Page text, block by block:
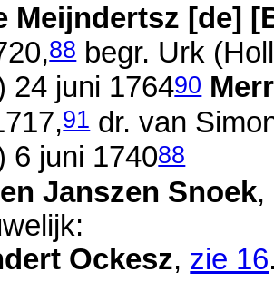
Meijndertsz [de]
,88begr. Urk
24 juni 176490
,91dr. van
6 juni 174088
Janszen Snoek,
Ockesz, zie 16